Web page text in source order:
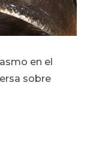
en el
sobre